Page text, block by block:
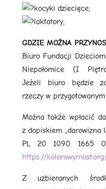
kocyki dziecięce,
laktatory,
GDZIE MOŻNA
Biuro Fundacji
Niepołomice (I
Jeżeli biuro będzie
rzeczy w
Można także wpłacić
z dopiskiem „darowizna
PL 20 1090 1665
https://
Z uzbieranych